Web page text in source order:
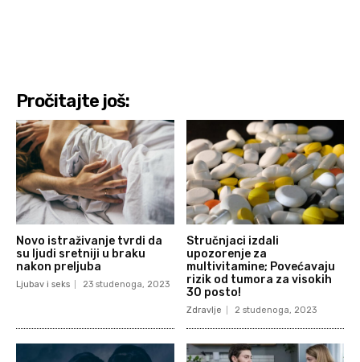
Pročitajte još:
Novo istraživanje tvrdi da
su ljudi sretniji u braku
nakon preljuba
Ljubav i seks 23 studenoga, 2023
Stručnjaci izdali
upozorenje za
multivitamine; Povećavaju
rizik od tumora za visokih
30 posto!
Zdravlje 2 studenoga, 2023